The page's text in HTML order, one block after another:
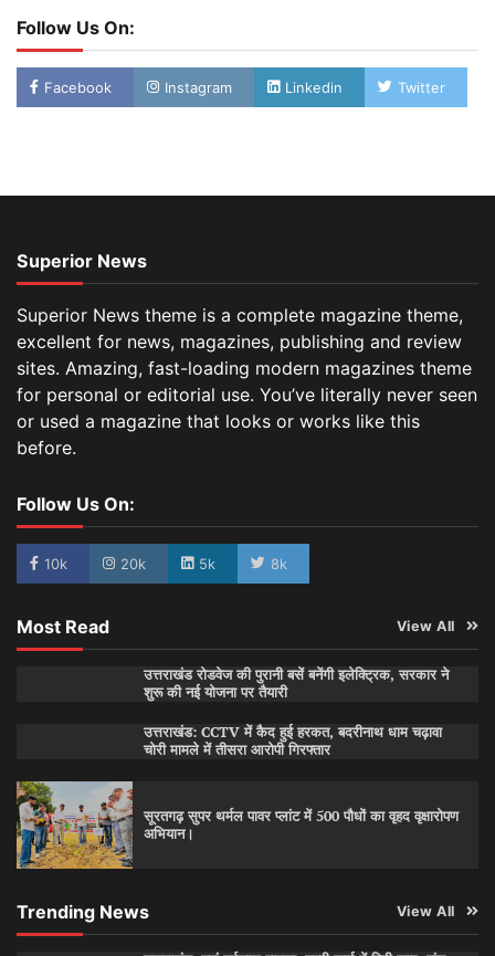
Follow Us On:
Facebook Instagram Linkedin Twitter
Superior News
Superior News theme is a complete magazine theme,
excellent for news, magazines, publishing and review
sites. Amazing, fast-loading modern magazines theme
for personal or editorial use. You’ve literally never seen
or used a magazine that looks or works like this
before.
Follow Us On:
10k 20k 5k 8k
Most Read View All
उत्तराखंड रोडवेज की पुरानी बसें बनेंगी इलेक्ट्रिक, सरकार ने
शुरू की नई योजना पर तैयारी
उत्तराखंड: CCTV में कैद हुई हरकत, बदरीनाथ धाम चढ़ावा
चोरी मामले में तीसरा आरोपी गिरफ्तार
सूरतगढ़ सुपर थर्मल पावर प्लांट में 500 पौधों का वृहद वृक्षारोपण
अभियान।
Trending News View All